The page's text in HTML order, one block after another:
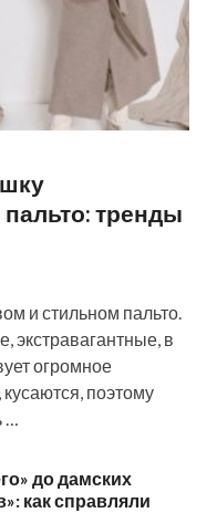
тренды
и стильном пальто.
экстравагантные, в
огромное
поэтому
…
до дамских
как справляли